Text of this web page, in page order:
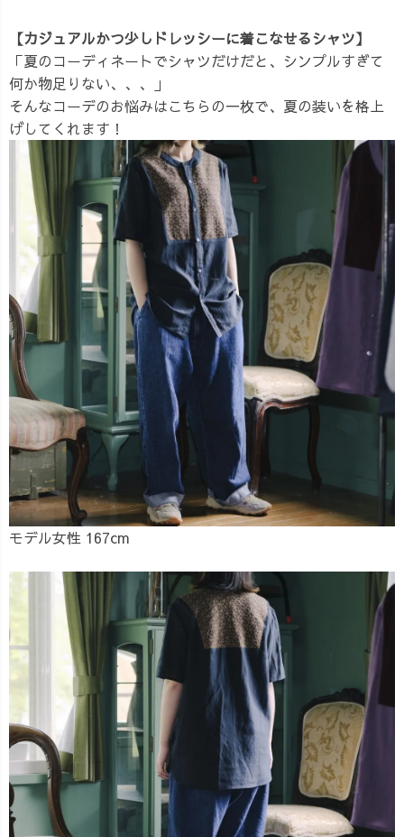
【カジュアルかつ少しドレッシーに着こなせるシャツ】
「夏のコーディネートでシャツだけだと、シンプルすぎて
何か物足りない、、、」
そんなコーデのお悩みはこちらの一枚で、夏の装いを格上
げしてくれます！
モデル女性 167cm